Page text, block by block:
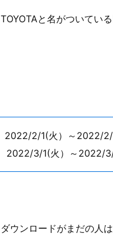
と名がついてい
2022/2/1(火）～2022/2/
2022/3/1(火）～2022/3/
ウンロードがまだの人